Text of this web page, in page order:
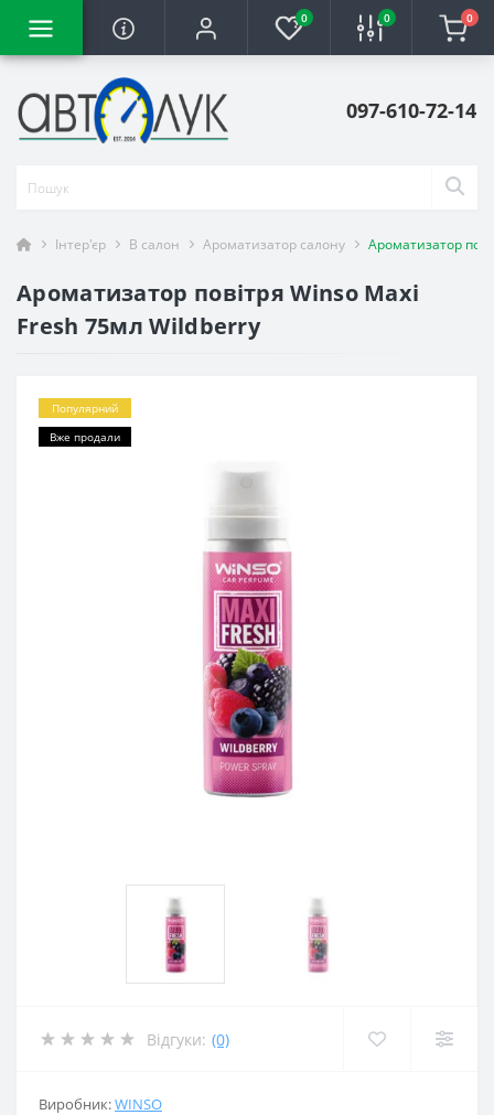
0 0 0
097-610-72-14
Інтер'єр В салон Ароматизатор салону Ароматизатор
Ароматизатор повітря Winso Maxi
Fresh 75мл Wildberry
Популярний
Вже продали
Відгуки: (0)
Виробник:WINSO